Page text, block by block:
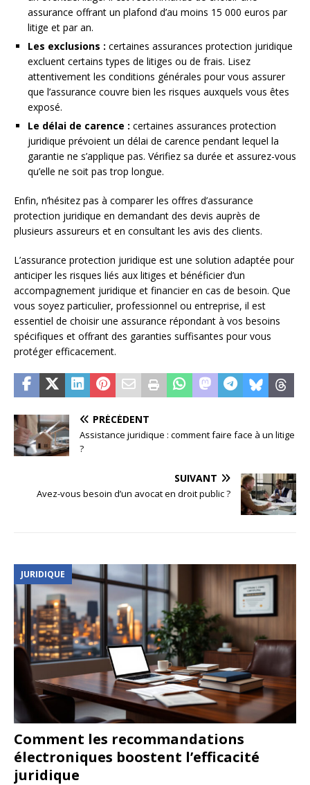
assurance offrant un plafond d’au moins 15 000 euros par
litige et par an.
Les exclusions : certaines assurances protection juridique
excluent certains types de litiges ou de frais. Lisez
attentivement les conditions générales pour vous assurer
que l’assurance couvre bien les risques auxquels vous êtes
exposé.
Le délai de carence : certaines assurances protection
juridique prévoient un délai de carence pendant lequel la
garantie ne s’applique pas. Vérifiez sa durée et assurez-vous
qu’elle ne soit pas trop longue.
Enfin, n’hésitez pas à comparer les offres d’assurance
protection juridique en demandant des devis auprès de
plusieurs assureurs et en consultant les avis des clients.
L’assurance protection juridique est une solution adaptée pour
anticiper les risques liés aux litiges et bénéficier d’un
accompagnement juridique et financier en cas de besoin. Que
vous soyez particulier, professionnel ou entreprise, il est
essentiel de choisir une assurance répondant à vos besoins
spécifiques et offrant des garanties suffisantes pour vous
protéger efficacement.
PRÉCÉDENT
Assistance juridique : comment faire face à un litige
?
SUIVANT
Avez-vous besoin d’un avocat en droit public ?
JURIDIQUE
Comment les recommandations
électroniques boostent l’efficacité
juridique